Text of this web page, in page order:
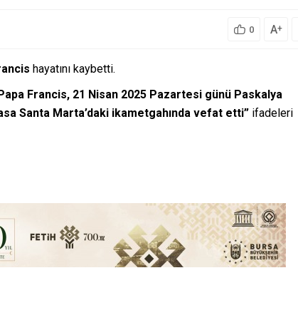
0 A+
hayatını kaybetti.
Francis, 21 Nisan 2025 Pazartesi günü Paskalya
Santa Marta’daki ikametgahında vefat etti” ifadeleri